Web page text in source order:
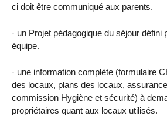
ci doit être communiqué aux parents.
· un Projet pédagogique du séjour défini
équipe.
· une information complète (formulaire
des locaux, plans des locaux,
commission Hygiène et sécurité) à
propriétaires quant aux locaux utilisés.